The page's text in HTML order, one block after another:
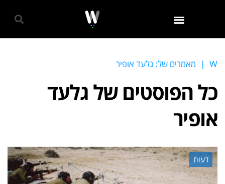
W
| מאמרים של: גלעד אופיר
כל הפוסטים של גלעד
אופיר
דעות